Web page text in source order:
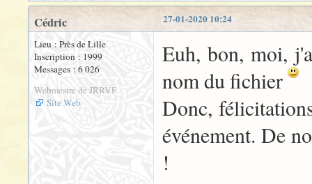
27-01-2020 10:24
Cédric
Lieu : Près de Lille
Inscription : 1999
Messages : 6 026
Webmestre de JRRVF
Site Web
Euh, bon, moi,
nom du fichier
Donc,
événement. De
!